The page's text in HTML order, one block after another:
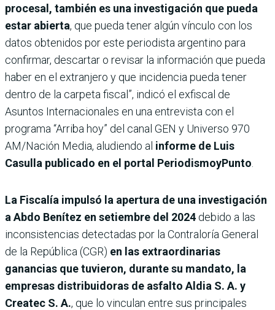
procesal, también es una investigación que pueda
estar abierta, que pueda tener algún vínculo con los
datos obtenidos por este periodista argentino para
confirmar, descartar o revisar la información que pueda
haber en el extranjero y que incidencia pueda tener
dentro de la carpeta fiscal”, indicó el exfiscal de
Asuntos Internacionales en una entrevista con el
programa “Arriba hoy” del canal GEN y Universo 970
AM/Nación Media, aludiendo al informe de Luis
Casulla publicado en el portal PeriodismoyPunto
La Fiscalía impulsó la apertura de una investigación
a Abdo Benítez en setiembre del 2024 debido a las
inconsistencias detecta­das por la Contraloría Gene­ral
de la República (CGR) en las extraordinarias
ganancias que tuvieron, durante su mandato, la
empresas distribuidoras de asfalto Aldia S. A. y
Createc S. A., que lo vinculan entre sus principales